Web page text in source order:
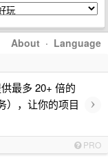
About · Language
最多 20+ 倍的
），让你的项目
›
PRO